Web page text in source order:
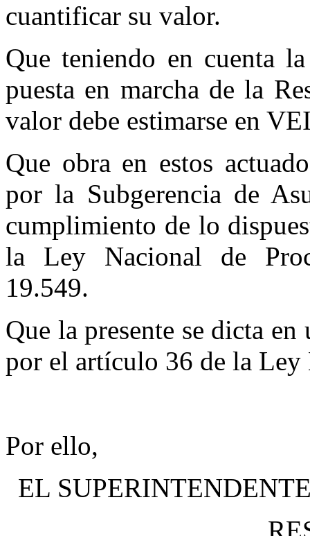
cuantificar su valor.
Que teniendo en cuenta
puesta en marcha de la
valor debe estimarse en
Que obra en estos
por la Subgerencia de
cumplimiento de lo
la Ley Nacional de
19.549.
Que la presente se dicta
por el artículo 36 de la Ley
Por ello,
EL